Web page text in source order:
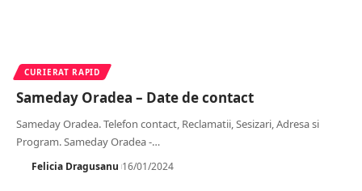
CURIERAT RAPID
Sameday Oradea – Date de contact
Sameday Oradea. Telefon contact, Reclamatii, Sesizari, Adresa si
Program. Sameday Oradea -…
Felicia Dragusanu 16/01/2024